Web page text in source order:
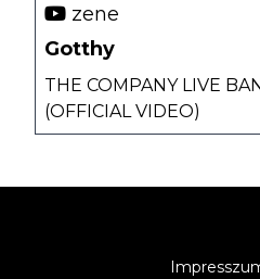
zene
Gotthy
THE COMPANY LIVE
(OFFICIAL VIDEO)